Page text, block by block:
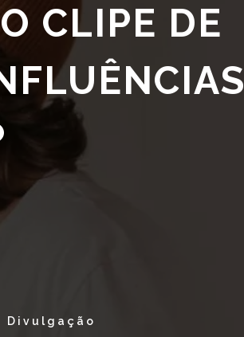
CLIPE DE
Divulgação